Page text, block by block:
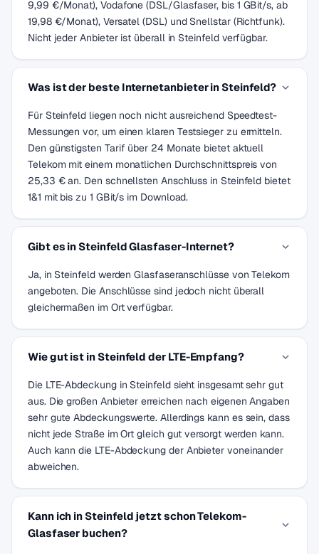
9,99 €/Monat), Vodafone (DSL/Glasfaser, bis 1 GBit/s, ab
19,98 €/Monat), Versatel (DSL) und Snellstar (Richtfunk).
Nicht jeder Anbieter ist überall in Steinfeld verfügbar.
Was ist der beste Internetanbieter in Steinfeld?
Für Steinfeld liegen noch nicht ausreichend Speedtest-
Messungen vor, um einen klaren Testsieger zu ermitteln.
Den günstigsten Tarif über 24 Monate bietet aktuell
Telekom mit einem monatlichen Durchschnittspreis von
25,33 € an. Den schnellsten Anschluss in Steinfeld bietet
1&1 mit bis zu 1 GBit/s im Download.
Gibt es in Steinfeld Glasfaser-Internet?
Ja, in Steinfeld werden Glasfaseranschlüsse von Telekom
angeboten. Die Anschlüsse sind jedoch nicht überall
gleichermaßen im Ort verfügbar.
Wie gut ist in Steinfeld der LTE-Empfang?
Die LTE-Abdeckung in Steinfeld sieht insgesamt sehr gut
aus. Die großen Anbieter erreichen nach eigenen Angaben
sehr gute Abdeckungswerte. Allerdings kann es sein, dass
nicht jede Straße im Ort gleich gut versorgt werden kann.
Auch kann die LTE-Abdeckung der Anbieter voneinander
abweichen.
Kann ich in Steinfeld jetzt schon Telekom-
Glasfaser buchen?